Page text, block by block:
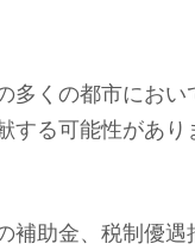
多くの都市にお
する可能性があ
補助金、税制優